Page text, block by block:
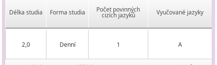
Délka studia Forma studia Počet povinných
cizích jazyků Vyučované jazyky
2,0 Denní 1 A